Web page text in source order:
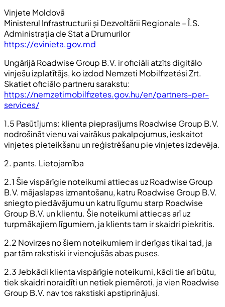
Vinjete Moldovā
Ministerul Infrastructurii și Dezvoltării Regionale – Î.S.
Administrația de Stat a Drumurilor
https://evinieta.gov.md
Ungārijā Roadwise Group B.V. ir oficiāli atzīts digitālo
vinješu izplatītājs, ko izdod Nemzeti Mobilfizetési Zrt.
Skatiet oficiālo partneru sarakstu:
https://nemzetimobilfizetes.gov.hu/en/partners-per-
services/
1.5 Pasūtījums: klienta pieprasījums Roadwise Group B.V.
nodrošināt vienu vai vairākus pakalpojumus, ieskaitot
vinjetes pieteikšanu un reģistrēšanu pie vinjetes izdevēja.
2. pants. Lietojamība
2.1 Šie vispārīgie noteikumi attiecas uz Roadwise Group
B.V. mājaslapas izmantošanu, katru Roadwise Group B.V.
sniegto piedāvājumu un katru līgumu starp Roadwise
Group B.V. un klientu. Šie noteikumi attiecas arī uz
turpmākajiem līgumiem, ja klients tam ir skaidri piekritis.
2.2 Novirzes no šiem noteikumiem ir derīgas tikai tad, ja
par tām rakstiski ir vienojušās abas puses.
2.3 Jebkādi klienta vispārīgie noteikumi, kādi tie arī būtu,
tiek skaidri noraidīti un netiek piemēroti, ja vien Roadwise
Group B.V. nav tos rakstiski apstiprinājusi.